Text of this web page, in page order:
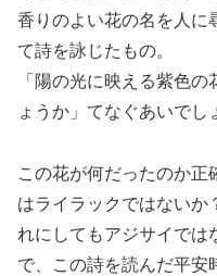
香りのよい花の名を人に
て詩を詠じたもの。
「陽の光に映える紫色の
ょうか」てなぐあいでし
この花が何だったのか正
はライラックではないか
れにしてもアジサイでは
で、この詩を読んだ平安